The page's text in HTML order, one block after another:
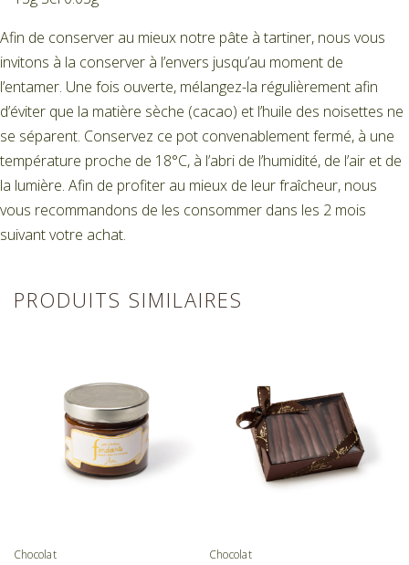
Afin de conserver au mieux notre pâte à tartiner, nous vous
invitons à la conserver à l’envers jusqu’au moment de
l’entamer. Une fois ouverte, mélangez-la régulièrement afin
d’éviter que la matière sèche (cacao) et l’huile des noisettes ne
se séparent. Conservez ce pot convenablement fermé, à une
température proche de 18°C, à l’abri de l’humidité, de l’air et de
la lumière. Afin de profiter au mieux de leur fraîcheur, nous
vous recommandons de les consommer dans les 2 mois
suivant votre achat.
PRODUITS SIMILAIRES
Chocolat Chocolat